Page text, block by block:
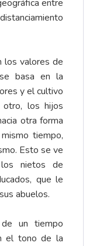
entre
los valores de
basa en la
y el cultivo
otro, los hijos
otra forma
tiempo,
Esto se ve
nietos de
que le
abuelos.
un tiempo
el tono de la